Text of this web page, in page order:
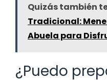
Quizás también
Tradicional:
Abuela para
¿Puedo